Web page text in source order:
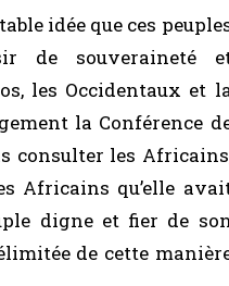
idée que ces
de souveraineté
les Occidentaux et
la Conférence
consulter les
Africains qu’elle
digne et fier de
de cette